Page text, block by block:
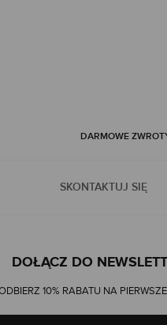
DARMOWE
SKONTAKTUJ SIĘ
DOŁĄCZ DO
10% RABATU NA